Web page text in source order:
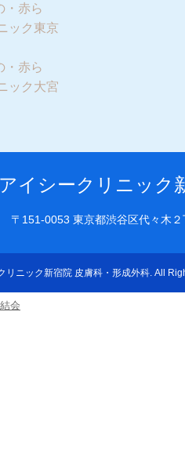
・赤ら
ック東京
・赤ら
ック大宮
イシークリニック
〒151-0053 東京都渋谷区代々木
リニック新宿院 皮膚科・形成外科. All
会